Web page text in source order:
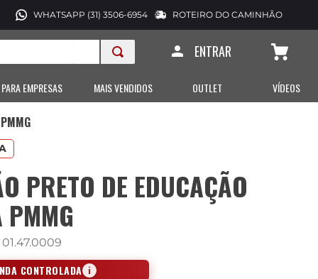
WHATSAPP (31) 3506-6954 ROTEIRO DO CAMINHÃO
ENTRAR
EMPRESAS MAIS VENDIDOS OUTLET VÍDEOS
PRETO DE EDUCAÇÃO
PMMG
01.47.0009
CONTROLADA i